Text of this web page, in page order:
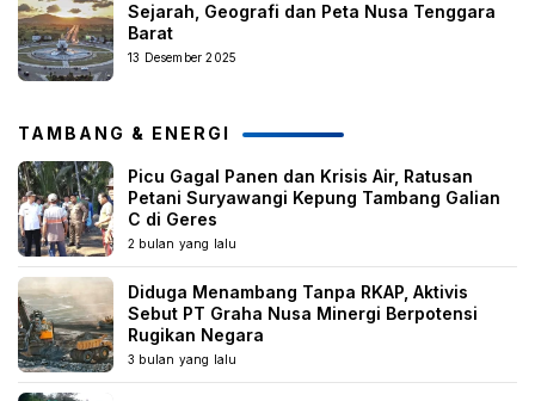
Sejarah, Geografi dan Peta Nusa Tenggara
Barat
13 Desember 2025
TAMBANG & ENERGI
Picu Gagal Panen dan Krisis Air, Ratusan
Petani Suryawangi Kepung Tambang Galian
C di Geres
2 bulan yang lalu
Diduga Menambang Tanpa RKAP, Aktivis
Sebut PT Graha Nusa Minergi Berpotensi
Rugikan Negara
3 bulan yang lalu